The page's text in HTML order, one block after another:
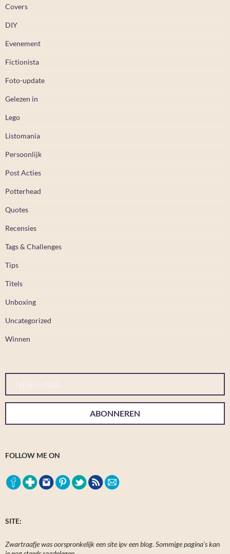
Covers
DIY
Evenement
Fictionista
Foto-update
Gelezen in
Lego
Listomania
Persoonlijk
Post Acties
Potterhead
Quotes
Recensies
Tags & Challenges
Tips
Titels
Unboxing
Uncategorized
Winnen
Typ je e-mail...
ABONNEREN
FOLLOW ME ON
SITE:
Zwartraafje was oorspronkelijk een site ipv een blog. Sommige pagina's kan